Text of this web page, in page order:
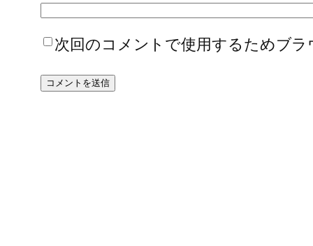
次回のコメントで使用するためブラ